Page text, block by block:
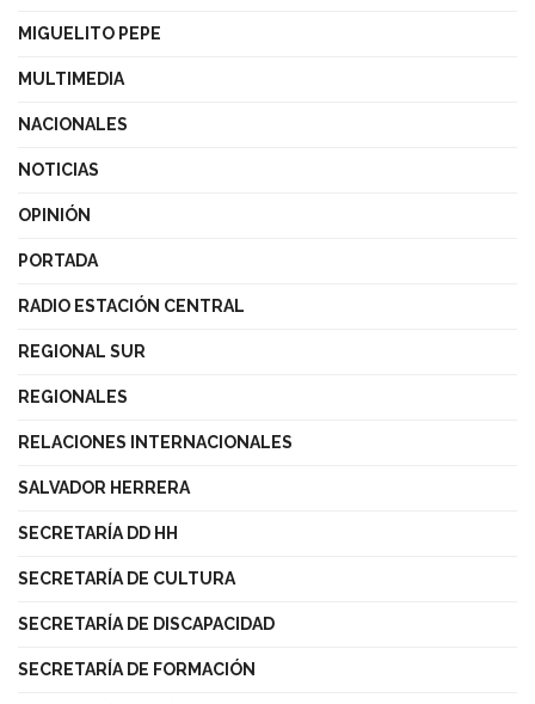
MIGUELITO PEPE
MULTIMEDIA
NACIONALES
NOTICIAS
OPINIÓN
PORTADA
RADIO ESTACIÓN CENTRAL
REGIONAL SUR
REGIONALES
RELACIONES INTERNACIONALES
SALVADOR HERRERA
SECRETARÍA DD HH
SECRETARÍA DE CULTURA
SECRETARÍA DE DISCAPACIDAD
SECRETARÍA DE FORMACIÓN